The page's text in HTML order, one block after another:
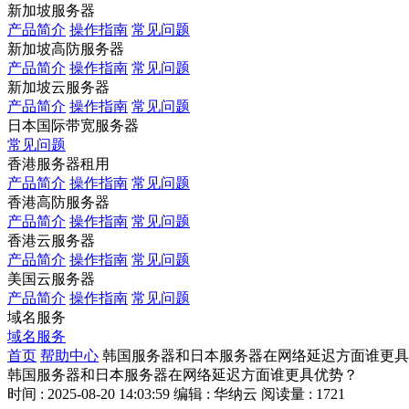
新加坡服务器
产品简介 操作指南 常见问题
新加坡高防服务器
产品简介 操作指南 常见问题
新加坡云服务器
产品简介 操作指南 常见问题
日本国际带宽服务器
常见问题
香港服务器租用
产品简介 操作指南 常见问题
香港高防服务器
产品简介 操作指南 常见问题
香港云服务器
产品简介 操作指南 常见问题
美国云服务器
产品简介 操作指南 常见问题
域名服务
域名服务
首页 帮助中心 韩国服务器和日本服务器在网络延迟方面谁更
韩国服务器和日本服务器在网络延迟方面谁更具优势？
时间 : 2025-08-20 14:03:59 编辑 : 华纳云 阅读量 : 1721